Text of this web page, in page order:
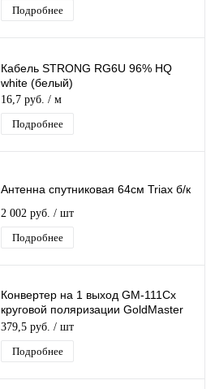
Подробнее
Кабель STRONG RG6U 96% HQ
white (белый)
16,7 руб. / м
Подробнее
Антенна спутниковая 64см Triax б/к
2 002 руб. / шт
Подробнее
Конвертер на 1 выход GM-111Cx
круговой поляризации GoldMaster
SINGL для Триколор/НТВ-Плюс
379,5 руб. / шт
Подробнее